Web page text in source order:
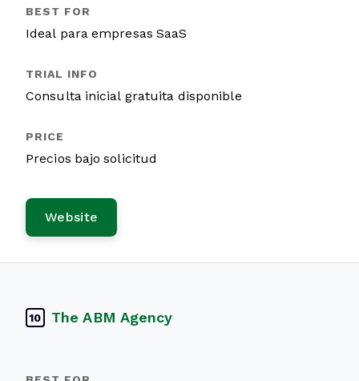
Ideal para empresas SaaS
Consulta inicial gratuita disponible
Precios bajo solicitud
Website
10 The ABM Agency